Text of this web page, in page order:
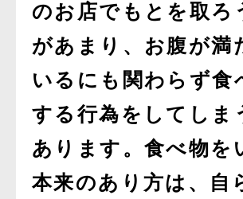
のお店でもとを取ろ
があまり、お腹が満
いるにも関わらず食
する行為をしてしま
あります。食べ物を
本来のあり方は、自